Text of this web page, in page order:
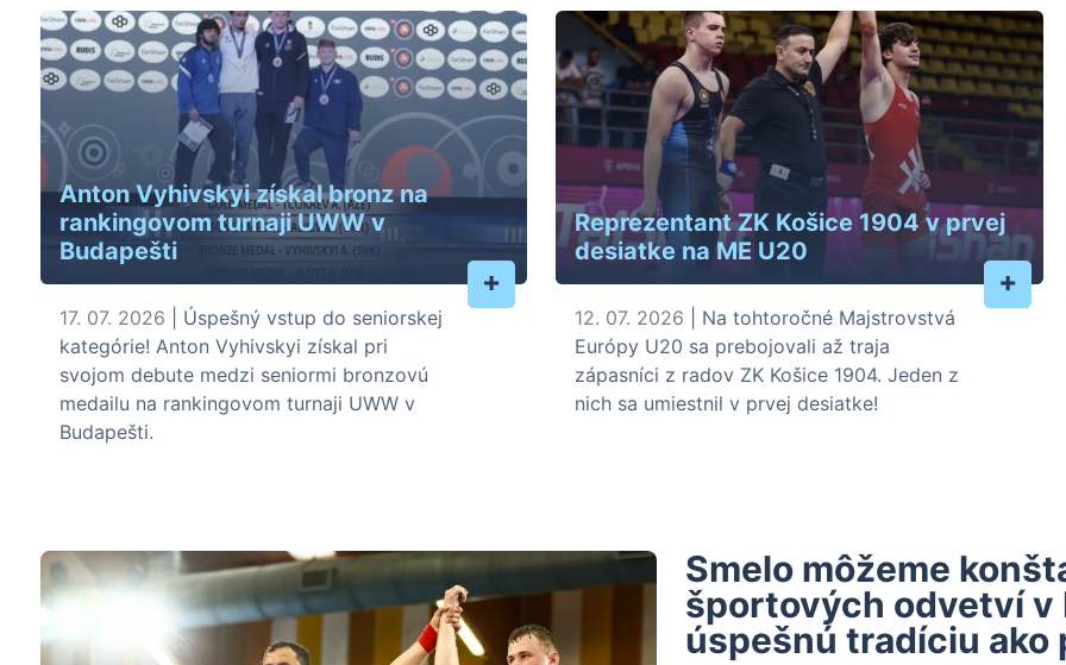
Anton Vyhivskyi získal bronz na
rankingovom turnaji UWW v
Budapešti
+
17. 07. 2026 | Úspešný vstup do seniorskej
kategórie! Anton Vyhivskyi získal pri
svojom debute medzi seniormi bronzovú
medailu na rankingovom turnaji UWW v
Budapešti.
Reprezentant ZK Košice 1904 v prvej
desiatke na ME U20
+
12. 07. 2026 | Na tohtoročné Majstrovstvá
Európy U20 sa prebojovali až traja
zápasníci z radov ZK Košice 1904. Jeden z
nich sa umiestnil v prvej desiatke!
Smelo môžeme
športových odvetví v
úspešnú tradíciu ako